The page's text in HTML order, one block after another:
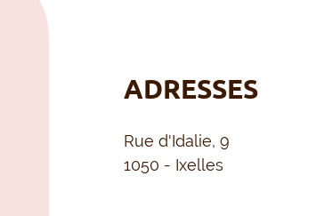
ADRESSES
Rue d'Idalie, 9
1050 - Ixelles